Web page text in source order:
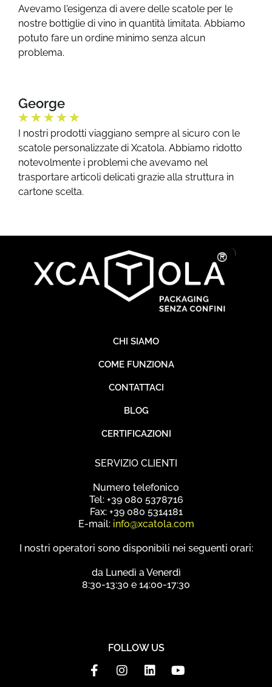
Avevamo l'esigenza di avere delle scatole per le
nostre bottiglie di vino in quantità limitata. Abbiamo
potuto fare un ordine minimo senza alcun
problema.
George
★ ★ ★ ★ ★
I nostri prodotti viaggiano sempre al sicuro con le
scatole personalizzate di Xcatola. Abbiamo ridotto
notevolmente i problemi che avevamo nel
trasportare articoli delicati grazie alla struttura in
cartone scelta.
CHI SIAMO
COME FUNZIONA
CONTATTACI
BLOG
CERTIFICAZIONI
SERVIZIO CLIENTI
Numero telefonico
Tel: +39 080 5378716
Fax: +39 080 5314181
E-mail: info@xcatola.com
I nostri operatori sono disponibili nei seguenti orari:
da Lunedì a Venerdì
8:30-13:30 e 14:00-17:30
FOLLOW US
F
a
I
n
L
i
Y
o